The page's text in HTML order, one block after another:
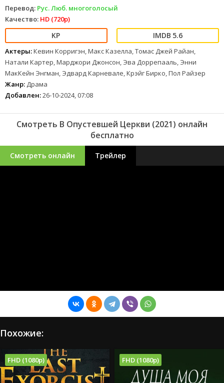
Перевод: Рус. Люб. многоголосый
Качество: HD (720p)
5.6
Актеры:Кевин Корригэн, Макс Казелла, Томас Джей Райан,
Натали Картер, Марджори Джонсон, Эва Доррепааль, Энни
МакКейн Энгман, Эдвард Карневале, Крэйг Бирко, Пол Райзер
Жанр: Драма
Добавлен:26-10-2024, 07:08
Смотреть В Опустевшей Церкви (2021) онлайн
бесплатно
Смотреть онлайн Трейлер
Похожие:
FHD (1080p) FHD (1080p)